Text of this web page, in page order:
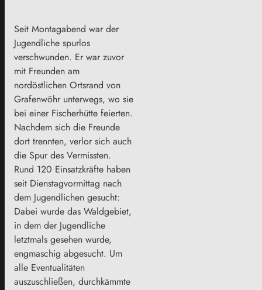
Seit Montagabend war der
Jugendliche spurlos
verschwunden. Er war zuvor
mit Freunden am
nordöstlichen Ortsrand von
Grafenwöhr unterwegs, wo sie
bei einer Fischerhütte feierten.
Nachdem sich die Freunde
dort trennten, verlor sich auch
die Spur des Vermissten.
Rund 120 Einsatzkräfte haben
seit Dienstagvormittag nach
dem Jugendlichen gesucht:
Dabei wurde das Waldgebiet,
in dem der Jugendliche
letztmals gesehen wurde,
engmaschig abgesucht. Um
alle Eventualitäten
auszuschließen, durchkämmte